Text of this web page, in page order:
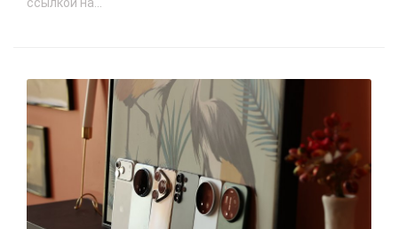
ссылкой на...